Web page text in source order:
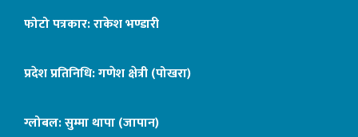
फोटो पत्रकार: राकेश भण्डारी
प्रदेश प्रतिनिधि: गणेश क्षेत्री (पोखरा)
ग्लोबल: सुम्मा थापा (जापान)